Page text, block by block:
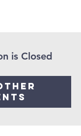
is Closed